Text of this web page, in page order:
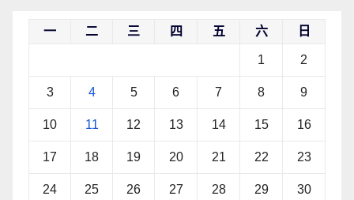
一 二 三 四 五 六 日
1 2
3 4 5 6 7 8 9
10 11 12 13 14 15 16
17 18 19 20 21 22 23
24 25 26 27 28 29 30